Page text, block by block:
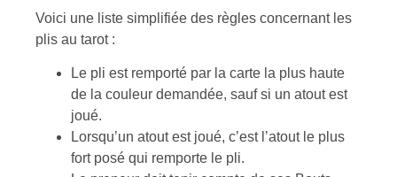
Voici une liste simplifiée des règles concernant les
plis au tarot :
Le pli est remporté par la carte la plus haute
de la couleur demandée, sauf si un atout est
joué.
Lorsqu’un atout est joué, c’est l’atout le plus
fort posé qui remporte le pli.